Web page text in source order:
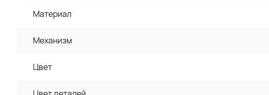
Материал
Механизм
Цвет